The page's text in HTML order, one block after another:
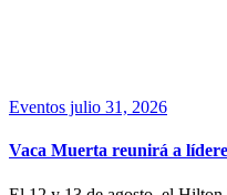
Eventos julio 31, 2026
Vaca Muerta reunirá a